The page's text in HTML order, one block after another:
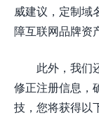
威建议，定制域
障互联网品牌资
此外，我们
修正注册信息，
技，您将获得以